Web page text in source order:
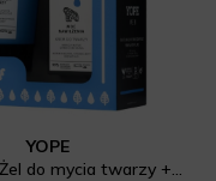
YOPE
Men Wood Żel do mycia twarzy + Krem nawilżający